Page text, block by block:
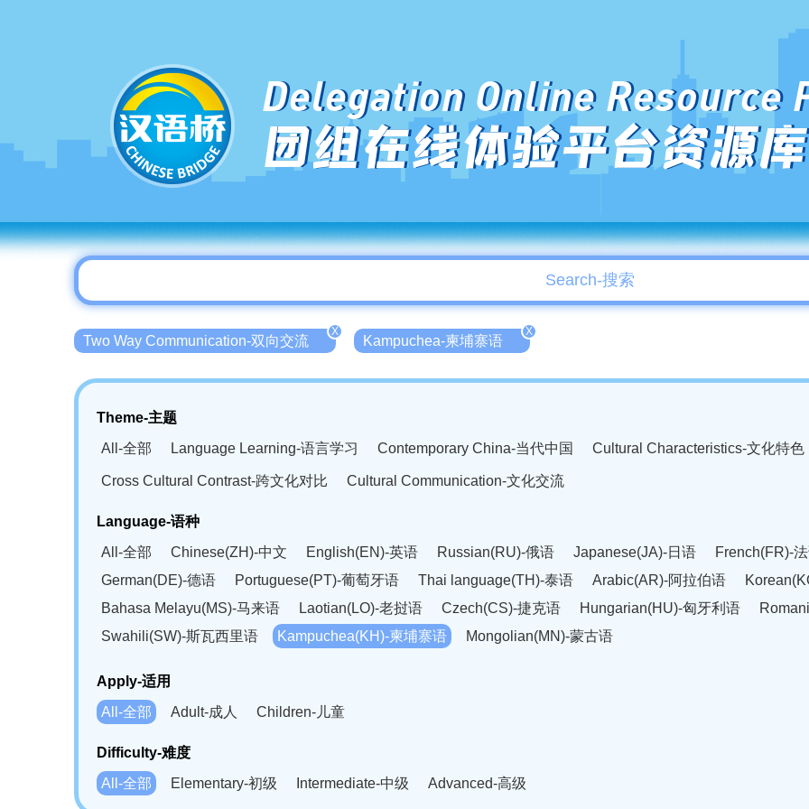
Delegation Online Resource
团组在线体验平台资源库
Two Way Communication-双向交流
X
Kampuchea-柬埔寨语
X
Theme-主题
All-全部
Language Learning-语言学习 Contemporary China-当代中国 Cultural Characteristics-文化特色
Cross Cultural Contrast-跨文化对比 Cultural Communication-文化交流
Language-语种
All-全部
Chinese(ZH)-中文 English(EN)-英语 Russian(RU)-俄语 Japanese(JA)-日语
French(FR)-
German(DE)-德语
Portuguese(PT)-葡萄牙语 Thai language(TH)-泰语 Arabic(AR)-阿拉伯语
Bahasa Melayu(MS)-马来语
Laotian(LO)-老挝语 Czech(CS)-捷克语 Hungarian(HU)-匈牙利语
Swahili(SW)-斯瓦西里语
Kampuchea(KH)-柬埔寨语 Mongolian(MN)-蒙古语
Apply-适用
All-全部
Adult-成人 Children-儿童
Difficulty-难度
All-全部
Elementary-初级 Intermediate-中级 Advanced-高级